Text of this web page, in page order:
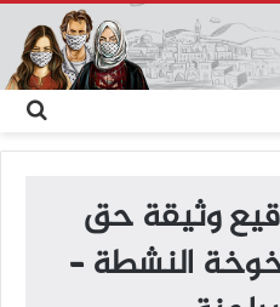
عن
وثيقة حق
النشطة –